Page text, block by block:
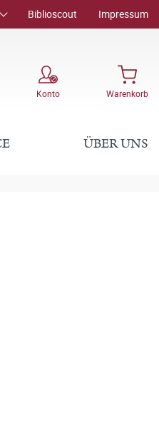
Biblioscout Impressum
Konto Warenkorb
ÜBER UNS